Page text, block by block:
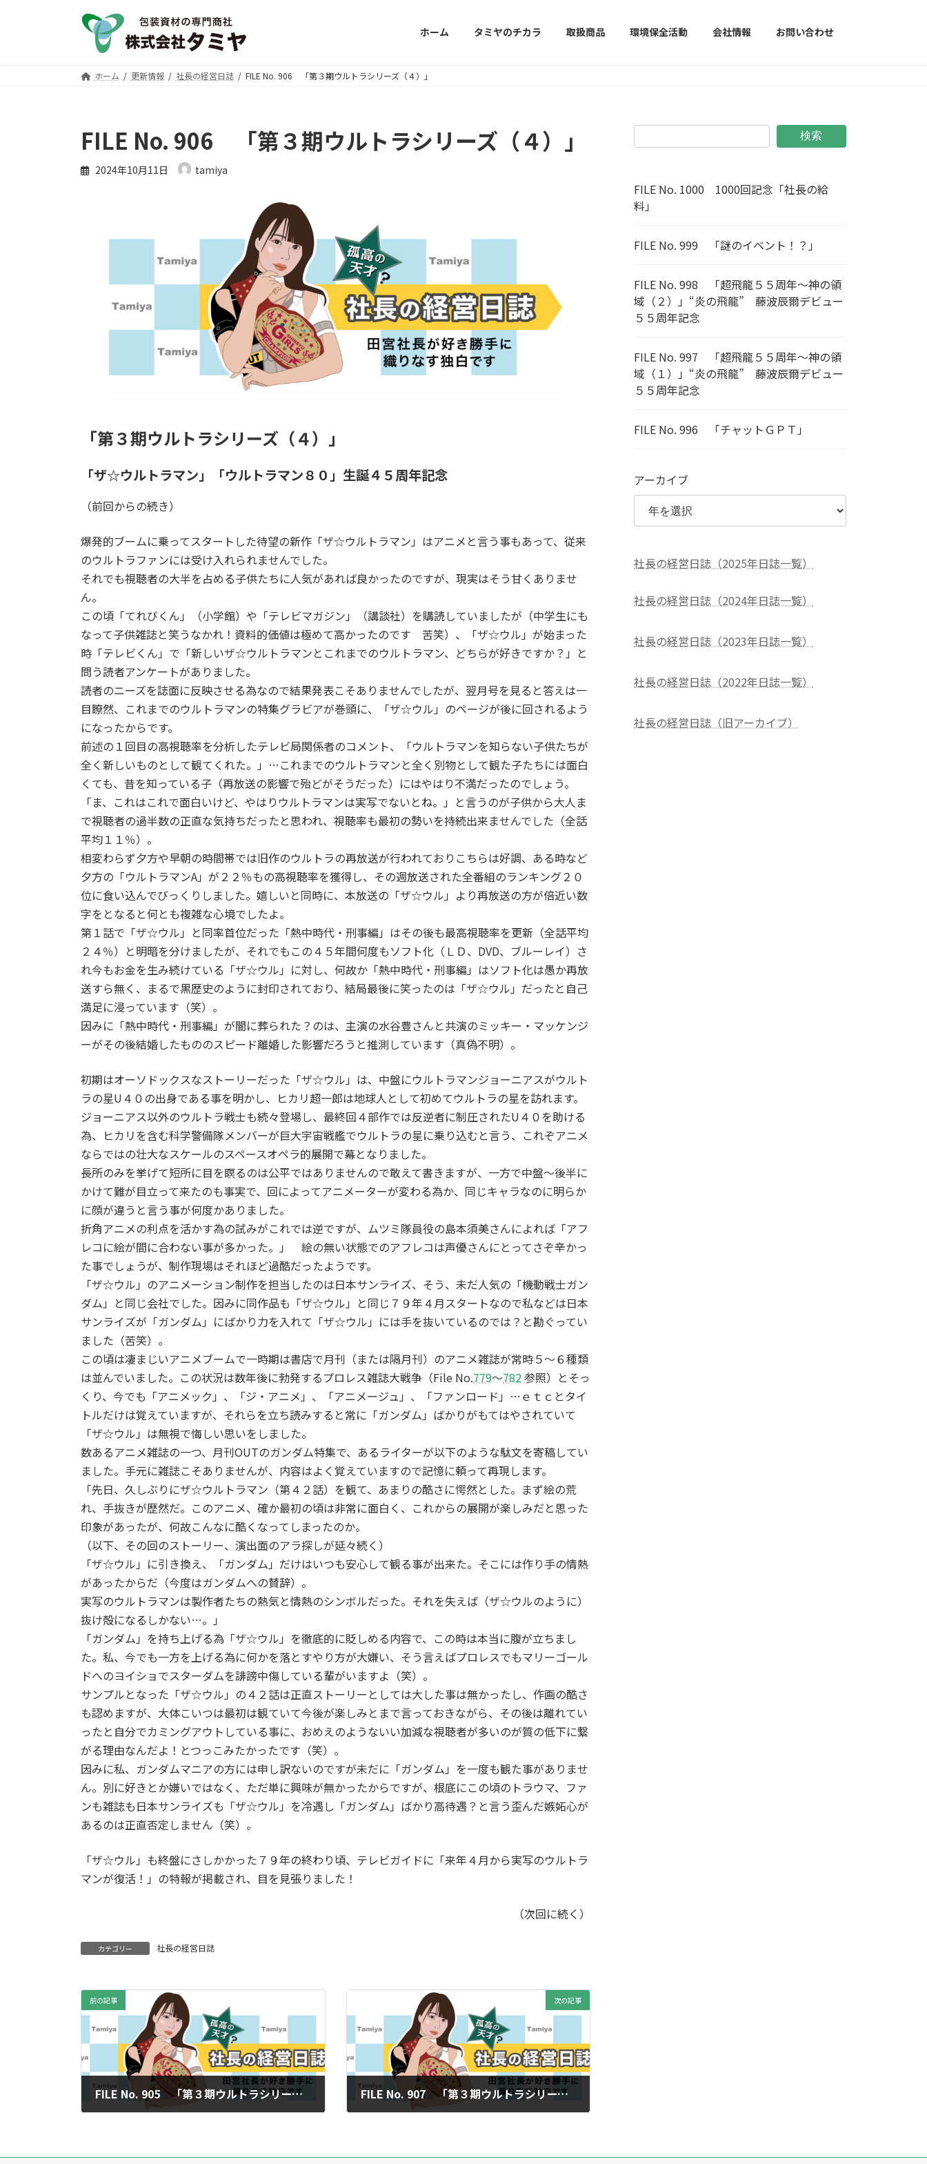
ホーム タミヤのチカラ 取扱商品 環境保全活動 会社情報 お問い合わせ
ホーム 更新情報 社長の経営日誌 FILE No. 906 「第３期ウルトラシリーズ（４）」
FILE No. 906 「第３期ウルトラシリーズ（４）」
2024年10月11日 tamiya
「第３期ウルトラシリーズ（４）」
「ザ☆ウルトラマン」「ウルトラマン８０」生誕４５周年記念
（前回からの続き）
爆発的ブームに乗ってスタートした待望の新作「ザ☆ウルトラマン」はアニメと言う事もあって、従来
のウルトラファンには受け入れられませんでした。
それでも視聴者の大半を占める子供たちに人気があれば良かったのですが、現実はそう甘くありませ
ん。
この頃「てれびくん」（小学館）や「テレビマガジン」（講談社）を購読していましたが（中学生にも
なって子供雑誌と笑うなかれ！資料的価値は極めて高かったのです 苦笑）、「ザ☆ウル」が始まった
時「テレビくん」で「新しいザ☆ウルトラマンとこれまでのウルトラマン、どちらが好きですか？」と
問う読者アンケートがありました。
読者のニーズを誌面に反映させる為なので結果発表こそありませんでしたが、翌月号を見ると答えは一
目瞭然、これまでのウルトラマンの特集グラビアが巻頭に、「ザ☆ウル」のページが後に回されるよう
になったからです。
前述の１回目の高視聴率を分析したテレビ局関係者のコメント、「ウルトラマンを知らない子供たちが
全く新しいものとして観てくれた。」…これまでのウルトラマンと全く別物として観た子たちには面白
くても、昔を知っている子（再放送の影響で殆どがそうだった）にはやはり不満だったのでしょう。
「ま、これはこれで面白いけど、やはりウルトラマンは実写でないとね。」と言うのが子供から大人ま
で視聴者の過半数の正直な気持ちだったと思われ、視聴率も最初の勢いを持続出来ませんでした（全話
平均１１％）。
相変わらず夕方や早朝の時間帯では旧作のウルトラの再放送が行われておりこちらは好調、ある時など
夕方の「ウルトラマンA」が２２％もの高視聴率を獲得し、その週放送された全番組のランキング２０
位に食い込んでびっくりしました。嬉しいと同時に、本放送の「ザ☆ウル」より再放送の方が倍近い数
字をとなると何とも複雑な心境でしたよ。
第１話で「ザ☆ウル」と同率首位だった「熱中時代・刑事編」はその後も最高視聴率を更新（全話平均
２４％）と明暗を分けましたが、それでもこの４５年間何度もソフト化（ＬＤ、DVD、ブルーレイ）さ
れ今もお金を生み続けている「ザ☆ウル」に対し、何故か「熱中時代・刑事編」はソフト化は愚か再放
送すら無く、まるで黒歴史のように封印されており、結局最後に笑ったのは「ザ☆ウル」だったと自己
満足に浸っています（笑）。
因みに「熱中時代・刑事編」が闇に葬られた？のは、主演の水谷豊さんと共演のミッキー・マッケンジ
ーがその後結婚したもののスピード離婚した影響だろうと推測しています（真偽不明）。
初期はオーソドックスなストーリーだった「ザ☆ウル」は、中盤にウルトラマンジョーニアスがウルト
ラの星U４０の出身である事を明かし、ヒカリ超一郎は地球人として初めてウルトラの星を訪れます。
ジョーニアス以外のウルトラ戦士も続々登場し、最終回４部作では反逆者に制圧されたU４０を助ける
為、ヒカリを含む科学警備隊メンバーが巨大宇宙戦艦でウルトラの星に乗り込むと言う、これぞアニメ
ならではの壮大なスケールのスペースオペラ的展開で幕となりました。
長所のみを挙げて短所に目を瞑るのは公平ではありませんので敢えて書きますが、一方で中盤～後半に
かけて難が目立って来たのも事実で、回によってアニメーターが変わる為か、同じキャラなのに明らか
に顔が違うと言う事が何度かありました。
折角アニメの利点を活かす為の試みがこれでは逆ですが、ムツミ隊員役の島本須美さんによれば「アフ
レコに絵が間に合わない事が多かった。」 絵の無い状態でのアフレコは声優さんにとってさぞ辛かっ
た事でしょうが、制作現場はそれほど過酷だったようです。
「ザ☆ウル」のアニメーション制作を担当したのは日本サンライズ、そう、未だ人気の「機動戦士ガン
ダム」と同じ会社でした。因みに同作品も「ザ☆ウル」と同じ７９年４月スタートなので私などは日本
サンライズが「ガンダム」にばかり力を入れて「ザ☆ウル」には手を抜いているのでは？と勘ぐってい
ました（苦笑）。
この頃は凄まじいアニメブームで一時期は書店で月刊（または隔月刊）のアニメ雑誌が常時５～６種類
は並んでいました。この状況は数年後に勃発するプロレス雑誌大戦争（File No.779～782参照）とそっ
くり、今でも「アニメック」、「ジ・アニメ」、「アニメージュ」、「ファンロード」…ｅｔｃとタイ
トルだけは覚えていますが、それらを立ち読みすると常に「ガンダム」ばかりがもてはやされていて
「ザ☆ウル」は無視で悔しい思いをしました。
数あるアニメ雑誌の一つ、月刊OUTのガンダム特集で、あるライターが以下のような駄文を寄稿してい
ました。手元に雑誌こそありませんが、内容はよく覚えていますので記憶に頼って再現します。
「先日、久しぶりにザ☆ウルトラマン（第４２話）を観て、あまりの酷さに愕然とした。まず絵の荒
れ、手抜きが歴然だ。このアニメ、確か最初の頃は非常に面白く、これからの展開が楽しみだと思った
印象があったが、何故こんなに酷くなってしまったのか。
（以下、その回のストーリー、演出面のアラ探しが延々続く）
「ザ☆ウル」に引き換え、「ガンダム」だけはいつも安心して観る事が出来た。そこには作り手の情熱
があったからだ（今度はガンダムへの賛辞）。
実写のウルトラマンは製作者たちの熱気と情熱のシンボルだった。それを失えば（ザ☆ウルのように）
抜け殻になるしかない…。」
「ガンダム」を持ち上げる為「ザ☆ウル」を徹底的に貶しめる内容で、この時は本当に腹が立ちまし
た。私、今でも一方を上げる為に何かを落とすやり方が大嫌い、そう言えばプロレスでもマリーゴール
ドへのヨイショでスターダムを誹謗中傷している輩がいますよ（笑）。
サンプルとなった「ザ☆ウル」の４２話は正直ストーリーとしては大した事は無かったし、作画の酷さ
も認めますが、大体こいつは最初は観ていて今後が楽しみとまで言っておきながら、その後は離れてい
ったと自分でカミングアウトしている事に、おめえのようないい加減な視聴者が多いのが質の低下に繋
がる理由なんだよ！とつっこみたかったです（笑）。
因みに私、ガンダムマニアの方には申し訳ないのですが未だに「ガンダム」を一度も観た事がありませ
ん。別に好きとか嫌いではなく、ただ単に興味が無かったからですが、根底にこの頃のトラウマ、ファ
ンも雑誌も日本サンライズも「ザ☆ウル」を冷遇し「ガンダム」ばかり高待遇？と言う歪んだ嫉妬心が
あるのは正直否定しません（笑）。
「ザ☆ウル」も終盤にさしかかった７９年の終わり頃、テレビガイドに「来年４月から実写のウルトラ
マンが復活！」の特報が掲載され、目を見張りました！
（次回に続く）
カテゴリー 社長の経営日誌
前の記事
FILE No. 905 「第３期ウルトラシリーズ（３）」
次の記事
FILE No. 907 「第３期ウルトラシリーズ（５）」
検索
FILE No. 1000 1000回記念「社長の給
料」
FILE No. 999 「謎のイベント！？」
FILE No. 998 「超飛龍５５周年～神の領
域（２）」“炎の飛龍” 藤波辰爾デビュー
５５周年記念
FILE No. 997 「超飛龍５５周年～神の領
域（１）」“炎の飛龍” 藤波辰爾デビュー
５５周年記念
FILE No. 996 「チャットＧＰＴ」
アーカイブ
社長の経営日誌（2025年日誌一覧）
社長の経営日誌（2024年日誌一覧）
社長の経営日誌（2023年日誌一覧）
社長の経営日誌（2022年日誌一覧）
社長の経営日誌（旧アーカイブ）